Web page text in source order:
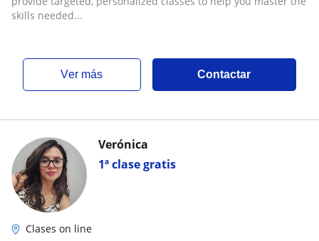
skills needed...
ver más Contactar
1ª clase gratis
Verónica
Clases on line